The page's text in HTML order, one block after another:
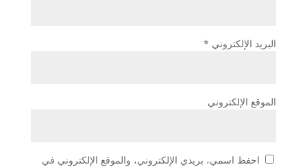
البريد الإلكتروني *
الموقع الإلكتروني
احفظ اسمي، بريدي الإلكتروني، والموقع الإلكتروني في